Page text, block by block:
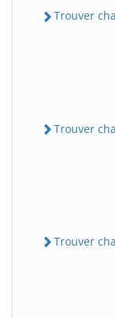
Trouver
Trouver
Trouver